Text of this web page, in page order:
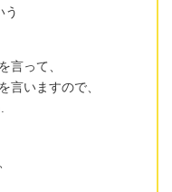
う
言って、
言いますので、